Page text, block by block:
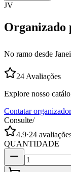
JV
Organizado
No ramo desde
24 Avaliações
Explore nosso
Contatar organizador
Consulte/
4.9·24
QUANTIDADE